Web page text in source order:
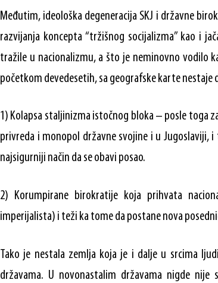
Međutim, ideološka degeneracija SKJ i državne
razvijanja koncepta “tržišnog socijalizma” kao i
tražile u nacionalizmu, a što je neminovno vodilo
početkom devedesetih, sa geografske karte nestaje
1) Kolapsa staljinizma istočnog bloka – posle toga
privreda i monopol državne svojine i u Jugoslaviji,
najsigurniji način da se obavi posao.
2) Korumpirane birokratije koja prihvata
imperijalista) i teži ka tome da postane nova
Tako je nestala zemlja koja je i dalje u srcima
državama. U novonastalim državama nigde